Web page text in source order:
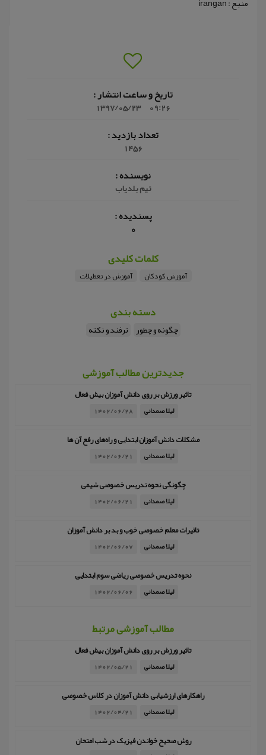
تاریخ و ساعت انتشار :
09:26
1397/05/23
تعداد بازدید :
1456
نویسنده :
تیم بلدیاب
پسندیده :
0
کلمات کلیدی
آموزش کودکان آموزش در تعطیلات
دسته بندی
چگونه و چطور ترفند و نکته
جدیدترین مطالب آموزشی
تاثیر ورزش بر روی دانش آموزان بیش فعال
لیلا صمدانی 1402/06/28
مشکلات دانش آموزان ابتدایی و راه‌های رفع آن ها
لیلا صمدانی 1402/06/21
چگونگی نحوه تدریس خصوصی شیمی
لیلا صمدانی 1402/06/21
تاثیرات معلم خصوصی خوب و بد بر دانش آموزان
لیلا صمدانی 1402/06/07
نحوه تدریس خصوصی ریاضی سوم ابتدایی
لیلا صمدانی 1402/06/06
مطالب آموزشی مرتبط
تاثیر ورزش بر روی دانش آموزان بیش فعال
لیلا صمدانی 1402/05/21
راهکارهای ارزشیابی دانش آموزان در کلاس خصوصی
لیلا صمدانی 1402/04/21
روش صحیح خواندن فیزیک در شب امتحان